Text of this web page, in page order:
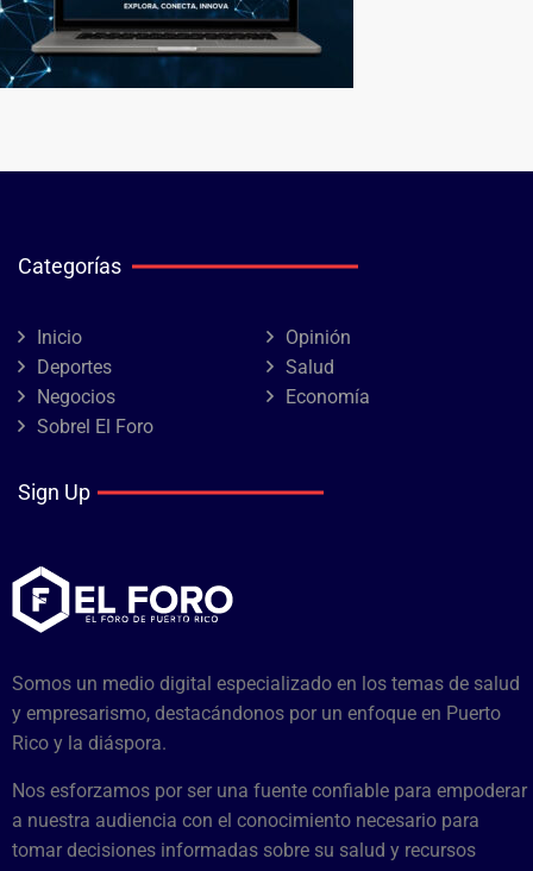
Categorías
Inicio
Opinión
Deportes
Salud
Negocios
Economía
Sobrel El Foro
Sign Up
Somos un medio digital especializado en los temas de salud
y empresarismo, destacándonos por un enfoque en Puerto
Rico y la diáspora.
Nos esforzamos por ser una fuente confiable para empoderar
a nuestra audiencia con el conocimiento necesario para
tomar decisiones informadas sobre su salud y recursos